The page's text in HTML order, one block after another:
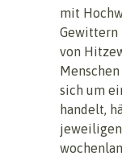
mit
Gewittern
von
sich um
handelt,
jeweiligen